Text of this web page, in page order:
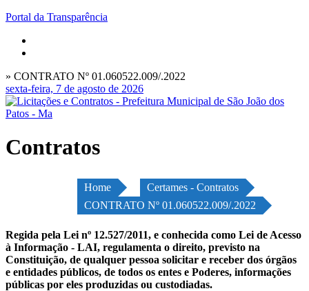
Portal da Transparência
» CONTRATO Nº 01.060522.009/.2022
sexta-feira, 7 de agosto de 2026
Contratos
Home
Certames - Contratos
CONTRATO Nº 01.060522.009/.2022
Regida pela Lei nº 12.527/2011, e conhecida como Lei de Acesso
à Informação - LAI, regulamenta o direito, previsto na
Constituição, de qualquer pessoa solicitar e receber dos órgãos
e entidades públicos, de todos os entes e Poderes, informações
públicas por eles produzidas ou custodiadas.